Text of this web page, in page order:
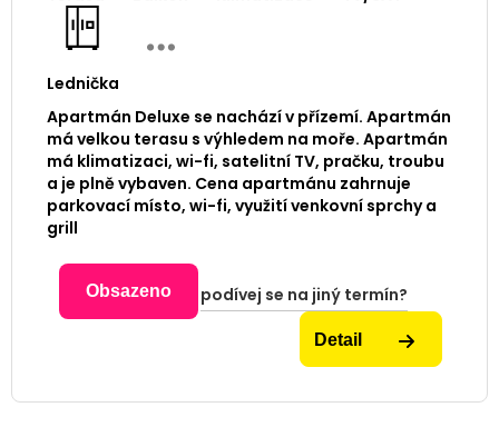
Lednička
Apartmán Deluxe se nachází v přízemí. Apartmán
má velkou terasu s výhledem na moře. Apartmán
má klimatizaci, wi-fi, satelitní TV, pračku, troubu
a je plně vybaven. Cena apartmánu zahrnuje
parkovací místo, wi-fi, využití venkovní sprchy a
grill
Obsazeno podívej se na jiný termín?
Detail